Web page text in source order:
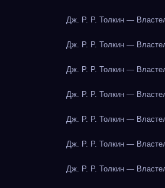
Дж. Р. Р. Толкин —
Дж. Р. Р. Толкин —
Дж. Р. Р. Толкин —
Дж. Р. Р. Толкин —
Дж. Р. Р. Толкин —
Дж. Р. Р. Толкин —
Дж. Р. Р. Толкин —